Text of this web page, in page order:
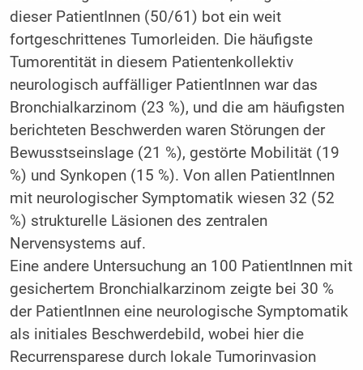
dieser PatientInnen (50/61) bot ein weit
fortgeschrittenes Tumorleiden. Die häufigste
Tumorentität in diesem Patientenkollektiv
neurologisch auffälliger PatientInnen war das
Bronchialkarzinom (23 %), und die am häufigsten
berichteten Beschwerden waren Störungen der
Bewusstseinslage (21 %), gestörte Mobilität (19
%) und Synkopen (15 %). Von allen PatientInnen
mit neurologischer Symptomatik wiesen 32 (52
%) strukturelle Läsionen des zentralen
Nervensystems auf.
Eine andere Untersuchung an 100 PatientInnen mit
gesichertem Bronchialkarzinom zeigte bei 30 %
der PatientInnen eine neurologische Symptomatik
als initiales Beschwerdebild, wobei hier die
Recurrensparese durch lokale Tumorinvasion